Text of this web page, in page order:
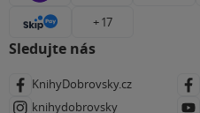
+ 17
Sledujte nás
KnihyDobrovsky.cz
knihydobrovsky